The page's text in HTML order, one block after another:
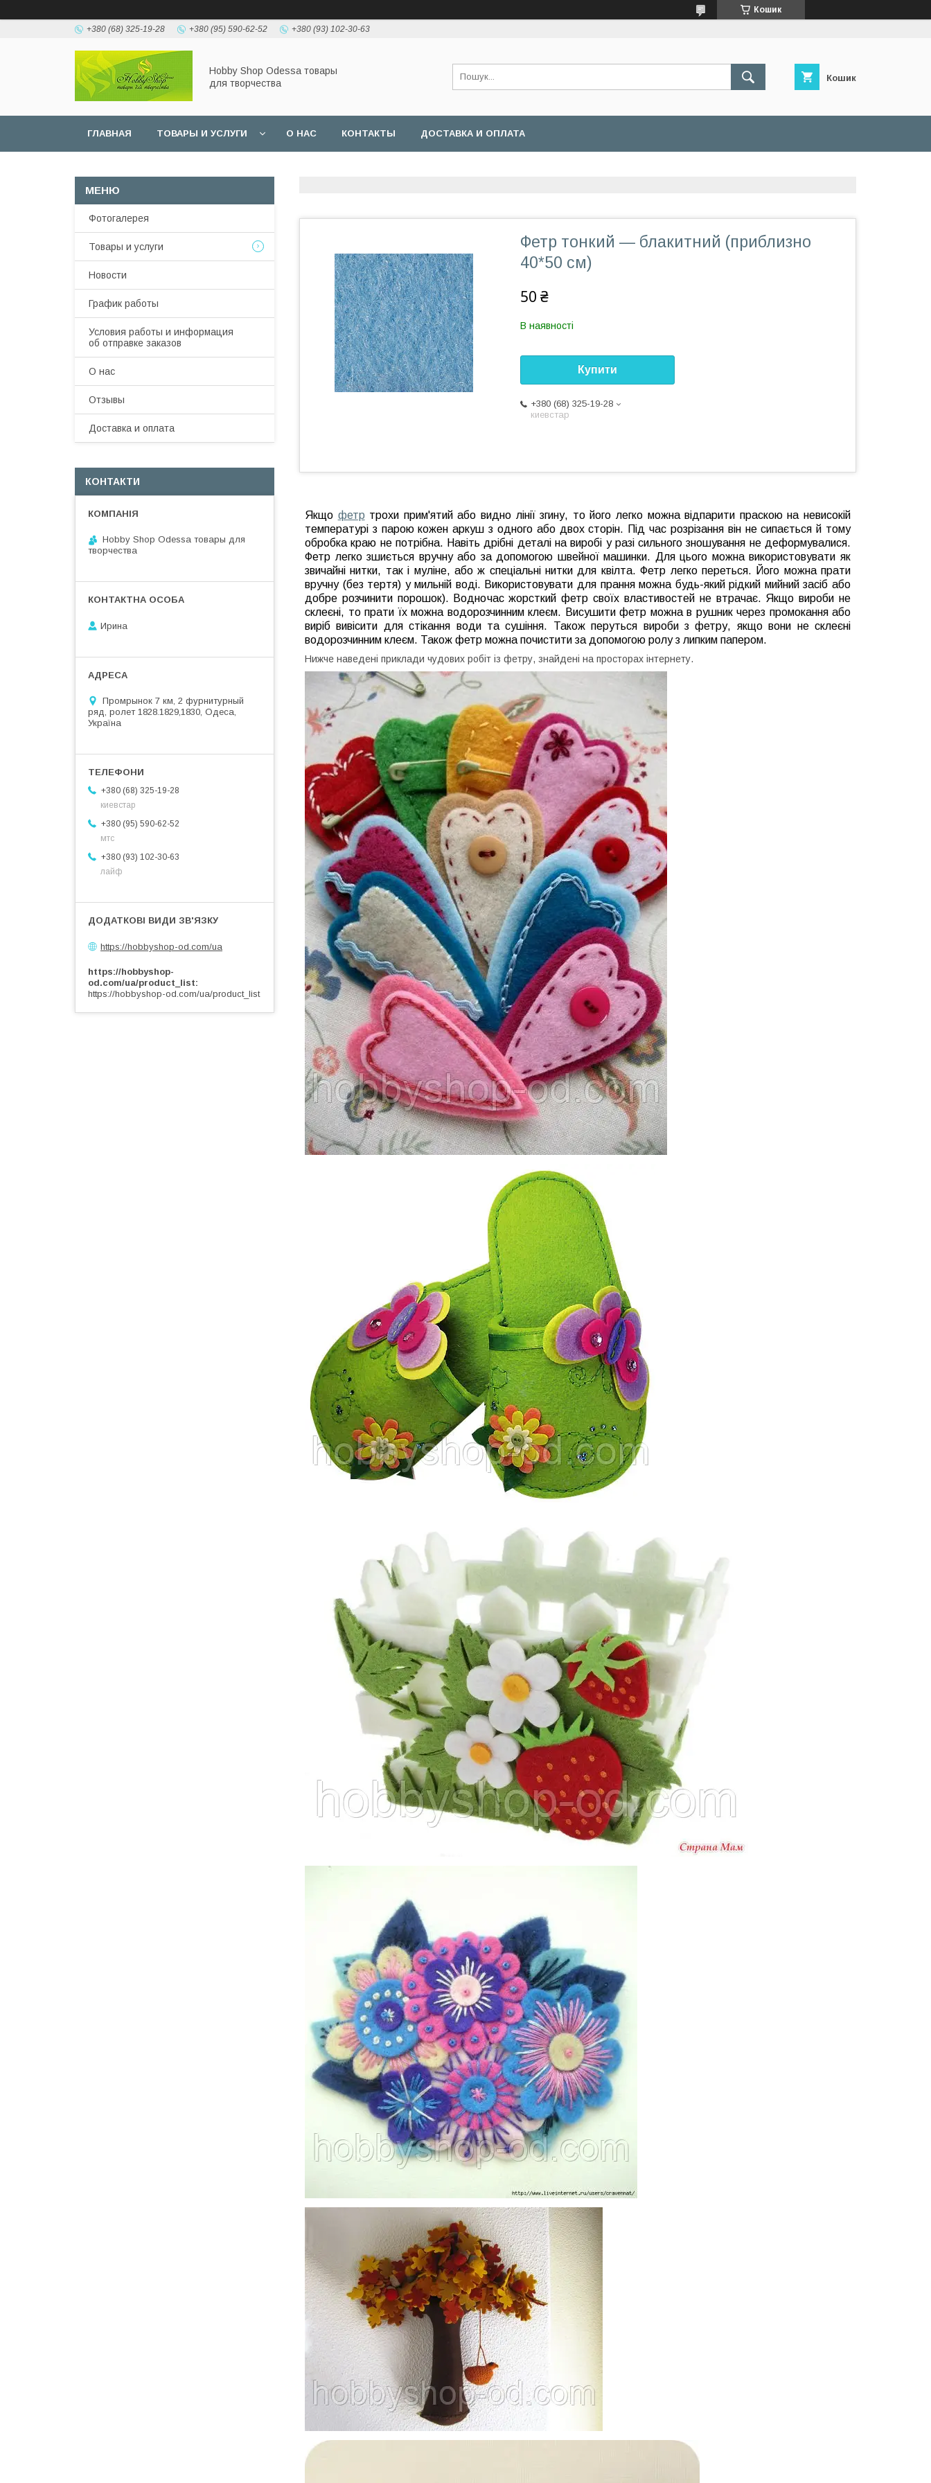
Кошик
+380 (68) 325-19-28 +380 (95) 590-62-52 +380 (93) 102-30-63
Hobbу Shop Odessa товары
для творчества
Кошик
ГЛАВНАЯ ТОВАРЫ И УСЛУГИ О НАС КОНТАКТЫ ДОСТАВКА И ОПЛАТА
Фетр тонкий — блакитний (приблизно
40*50 см)
50 ₴
В наявності
Купити
+380 (68) 325-19-28
киевстар
Якщо фетр трохи прим'ятий або видно лінії згину, то його легко можна відпарити праскою на невисокій
температурі з парою кожен аркуш з одного або двох сторін. Під час розрізання він не сипається й тому
обробка краю не потрібна. Навіть дрібні деталі на виробі у разі сильного зношування не деформувалися.
Фетр легко зшиється вручну або за допомогою швейної машинки. Для цього можна використовувати як
звичайні нитки, так і муліне, або ж спеціальні нитки для квілта. Фетр легко переться. Його можна прати
вручну (без тертя) у мильній воді. Використовувати для прання можна будь-який рідкий мийний засіб або
добре розчинити порошок). Водночас жорсткий фетр своїх властивостей не втрачає. Якщо вироби не
склеєні, то прати їх можна водорозчинним клеєм. Висушити фетр можна в рушник через промокання або
виріб вивісити для стікання води та сушіння. Також перуться вироби з фетру, якщо вони не склеєні
водорозчинним клеєм. Також фетр можна почистити за допомогою ролу з липким папером.
Нижче наведені приклади чудових робіт із фетру, знайдені на просторах інтернету.
Фотогалерея
Товары и услуги
Новости
График работы
Условия работы и информация
об отправке заказов
О нас
Отзывы
Доставка и оплата
КОНТАКТИ
Hobby Shop Odessa товары для
творчества
Ирина
Промрынок 7 км, 2 фурнитурный
ряд, ролет 1828.1829,1830, Одеса,
Україна
+380 (68) 325-19-28
киевстар
+380 (95) 590-62-52
мтс
+380 (93) 102-30-63
лайф
https://hobbyshop-od.com/ua
https://hobbyshop-
od.com/ua/product_list
https://hobbyshop-od.com/ua/product_list